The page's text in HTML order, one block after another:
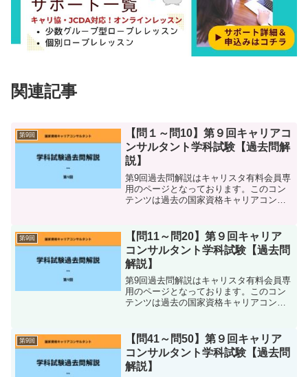
関連記事
第9回
【問１～問10】第９回キャリアコ
ンサルタント学科試験【過去問解
説】
第9回過去問解説はキャリスタ有料会員専
用のページとなっております。このコン
テンツは過去の国家資格キャリアコンサ
ンスタディ内の学習ページ 語呂合わせな
どをまとめて...
第9回
【問11～問20】第９回キャリア
コンサルタント学科試験【過去問
解説】
第9回過去問解説はキャリスタ有料会員専
用のページとなっております。このコン
テンツは過去の国家資格キャリアコンサ
ンスタディ内の学習ページ 語呂合わせな
どをまとめて...
第9回
【問41～問50】第９回キャリア
コンサルタント学科試験【過去問
解説】